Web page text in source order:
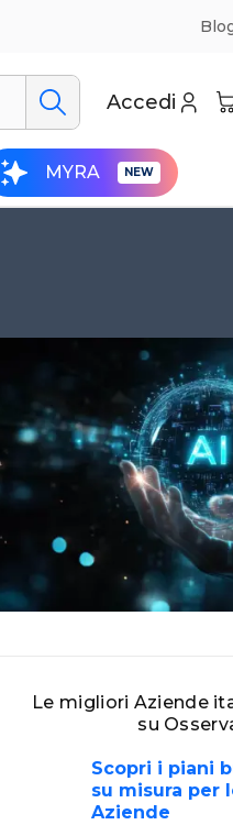
Accedi
MYRA
Le migliori Aziende
su
Scopri i piani
su misura per
Aziende